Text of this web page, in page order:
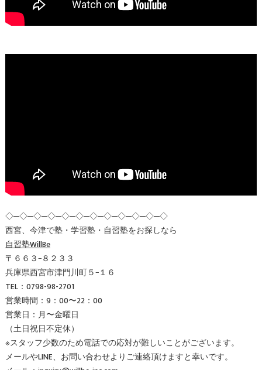
◇─◇─◇─◇─◇─◇─◇─◇─◇─◇─◇─◇
西宮、今津で塾・学習塾・自習塾をお探しなら
自習塾WillBe
〒６６３−８２３３
兵庫県西宮市津門川町５−１６
TEL：0798-98-2701
営業時間：9：00〜22：00
営業日：月〜金曜日
（土日祝日不定休）
※スタッフ少数のため電話での応対が難しいことがございます。
メールやLINE、お問い合わせよりご連絡頂けますと幸いです。